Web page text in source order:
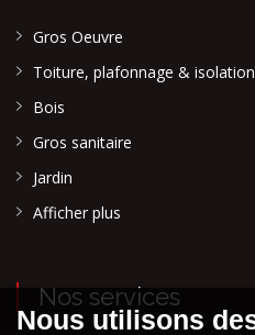
Gros Oeuvre
Toiture, plafonnage & isolation
Bois
Gros sanitaire
Jardin
Afficher plus
Nos services